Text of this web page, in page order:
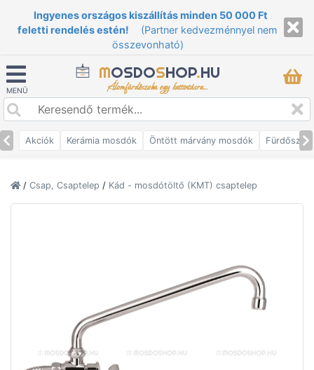
Ingyenes országos kiszállítás minden 50 000 Ft
feletti rendelés estén!
(Partner kedvezménnyel nem
összevonható)
MENÜ
MOSDOSHOP.HU
Álomfürdőszoba egy kattintásra...
Akciók Kerámia mosdók Öntött márvány mosdók
/ Csap, Csaptelep / Kád - mosdótöltő (KMT) csaptelep